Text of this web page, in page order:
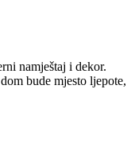
namještaj i dekor.
bude mjesto ljepote,